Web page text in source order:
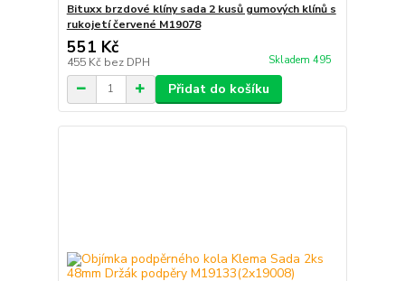
Bituxx brzdové klíny sada 2 kusů gumových klínů s
rukojetí červené M19078
551 Kč
455 Kč bez DPH Skladem 495
Přidat do košíku